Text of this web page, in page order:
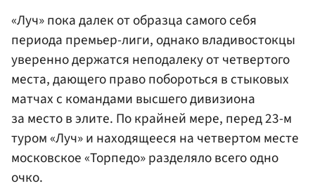
«Луч» пока далек от образца самого себя
периода премьер-лиги, однако владивостокцы
уверенно держатся неподалеку от четвертого
места, дающего право побороться в стыковых
матчах с командами высшего дивизиона
за место в элите. По крайней мере, перед 23-м
туром «Луч» и находящееся на четвертом месте
московское «Торпедо» разделяло всего одно
очко.